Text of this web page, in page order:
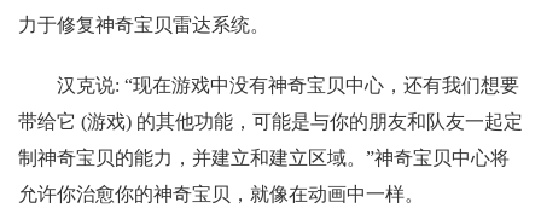
力于修复神奇宝贝雷达系统。
汉克说: “现在游戏中没有神奇宝贝中心，还有我们想要
带给它 (游戏) 的其他功能，可能是与你的朋友和队友一起定
制神奇宝贝的能力，并建立和建立区域。”神奇宝贝中心将
允许你治愈你的神奇宝贝，就像在动画中一样。